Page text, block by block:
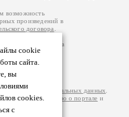
cookie
сайта.
вы
cookies.
с
возможность
произведений в
договора
авторам
возможна
вы можете
за
на
обработки персональных данных
информацию о портале и